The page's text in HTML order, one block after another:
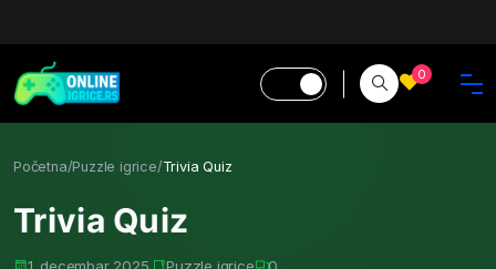
0
Početna/Puzzle igrice/Trivia Quiz
Trivia Quiz